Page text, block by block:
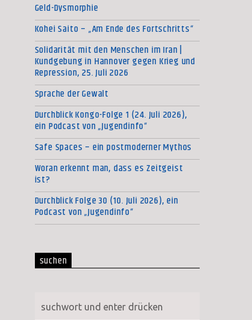
Geld-Dysmorphie
Kohei Saito – „Am Ende des Fortschritts“
Solidarität mit den Menschen im Iran |
Kundgebung in Hannover gegen Krieg und
Repression, 25. Juli 2026
Sprache der Gewalt
Durchblick Kongo-Folge 1 (24. Juli 2026),
ein Podcast von „Jugendinfo“
Safe Spaces – ein postmoderner Mythos
Woran erkennt man, dass es Zeitgeist
ist?
Durchblick Folge 30 (10. Juli 2026), ein
Podcast von „Jugendinfo“
suchen